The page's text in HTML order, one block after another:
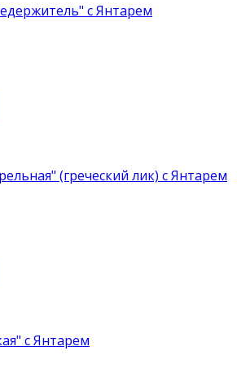
с Янтарем
(греческий лик) с Янтарем
с Янтарем